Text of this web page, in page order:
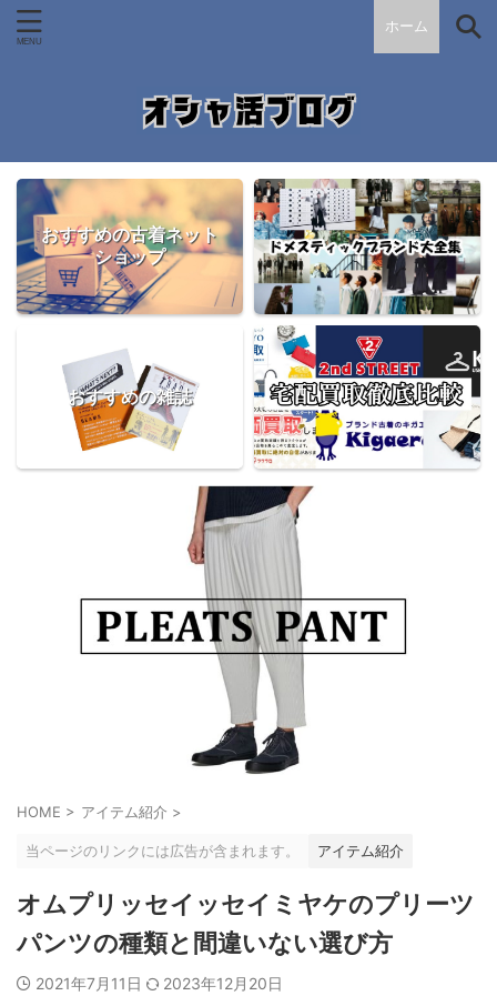
ホーム
おすすめの古着ネット
ショップ
おすすめの雑誌
HOME > アイテム紹介 >
当ページのリンクには広告が含まれます。 アイテム紹介
オムプリッセイッセイミヤケのプリーツ
パンツの種類と間違いない選び方
2021年7月11日 2023年12月20日